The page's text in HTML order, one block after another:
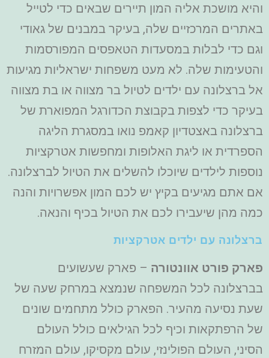
והיא מושכת אליה המון תיירים שבאים כדי לטייל
באתרים המרכזיים שלה, בעיקר במבנים של גאודי
וגם כדי לבלות במסעדות הטאפסים המפורסמות
והטעימות שלה. לא מעט משפחות ישראליות מגיעות
אל ברצלונה עם ילדים לטיול בר מצווה או בת מצווה
בעיקר כדי לצפות בקבוצת הכדורגל המפוארת של
ברצלונה באצטדיון קאמפ נואו במסגרת הליגה
הספרדית או ליגת האלופות ומחפשות אטרקציות
נוספות לילדים שיוכלו להשלים את הטיול לברצלונה.
אם אתם מגיעים בקיץ יש לכם המון אפשרויות והנה
כמה מהן שיעבירו לכם את הטיול בכיף והנאה.
ברצלונה עם ילדים אטרקציות
פארק פורט אוונטורה – פארק שעשועים
בברצלונה לכל המשפחה שנמצא במרחק שעה של
שעת נסיעה מהעיר. הפארק כולל מתחמים שונים
של הרפתקאות וכיף לכל הגילאים כולל העולם
הסיני, העולם הפולינזי, עולם מקסיקו, עולם המזרח